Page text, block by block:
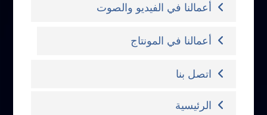
أعمالنا في الفيديو والصوت
أعمالنا في المونتاج
اتصل بنا
الرئيسية